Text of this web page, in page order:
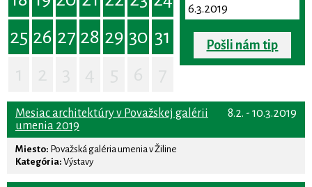
25 26 27 28 29 30 31
Pošli nám tip
8.2. - 10.3.2019
Mesiac architektúry v Považskej galérii
umenia 2019
Miesto: Považská galéria umenia v Žiline
Kategória: Výstavy